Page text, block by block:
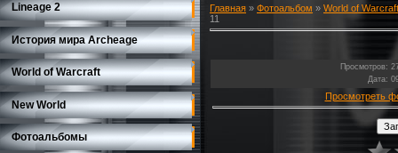
Lineage 2
История мира Archeage
World of Warcraft
New World
Фотоальбомы
Главная » Фотоальбом » World of Warcraft
11
Просмотров:
Дата:
Просмотреть